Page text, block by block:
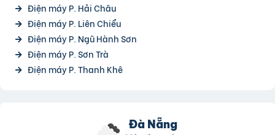
Điện máy P. Hải Châu
Điện máy P. Liên Chiểu
Điện máy P. Ngũ Hành Sơn
Điện máy P. Sơn Trà
Điện máy P. Thanh Khê
Đà Nẵng